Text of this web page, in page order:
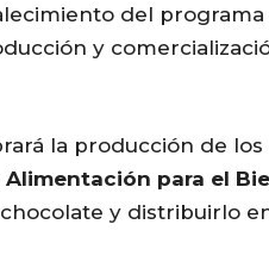
del programa
y
la producción de los
Alimentación para el
y distribuirlo